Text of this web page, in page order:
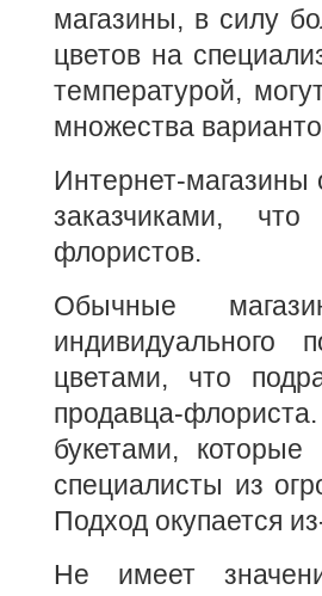
магазины, в силу
цветов на
температурой,
множества
Интернет-
заказчиками,
флористов.
Обычные
индивидуального
цветами, что
продавца-
букетами,
специалисты из
Подход окупается
Не имеет